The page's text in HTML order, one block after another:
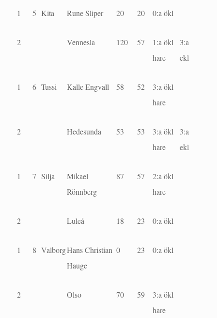
1 5 Kita Rune Sliper 20 20 0:a ökl
2 Vennesla 120 57
1:a ökl
hare
3:a
ekl
1 6 Tussi Kalle Engvall 58 52
3:a ökl
hare
2 Hedesunda 53 53
3:a ökl
hare
3:a
ekl
1 7 Silja
Mikael
Rönnberg
87 57
2:a ökl
hare
2 Luleå 18 23 0:a ökl
1 8 ValborgHans Christian
Hauge
0 23 0:a ökl
2 Olso 70 59
3:a ökl
hare